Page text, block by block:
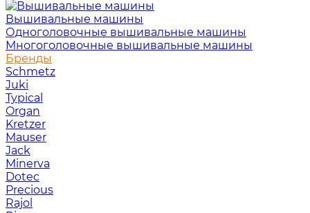
Вышивальные машины
Одноголовочные вышивальные машины
Многоголовочные вышивальные машины
Бренды
Schmetz
Juki
Typical
Organ
Kretzer
Mauser
Jack
Minerva
Dotec
Precious
Rajol